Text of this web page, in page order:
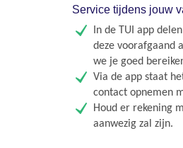
Service tijdens jouw
In de TUI app
deze voorafgaand
we je goed
Via de app staat
contact opnemen
Houd er rekening
aanwezig zal zijn.